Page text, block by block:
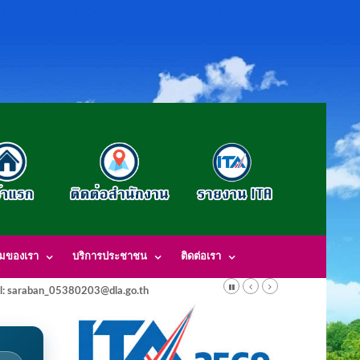
ของเรา บริการประชาชน ติดต่อเรา